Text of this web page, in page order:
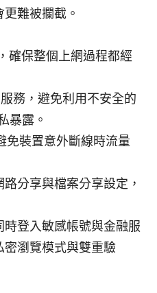
難被攔截。
確保整個上網過程都經
務，避免利用不安全的
暴露。
免裝置意外斷線時流量
分享與檔案分享設定，
登入敏感帳號與金融服
瀏覽模式與雙重驗